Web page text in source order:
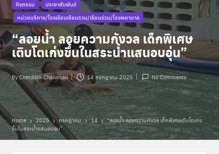
ร
ศึ
ก
ษ
า
พิ
เ
ศ
o
o
k
b
e
Posted
in
กิจกรรม
ประชาสัมพันธ์
หน่วยบริการ/โรงเรียนเรียนรวม/เรียนร่วม/โรงพยาบาล
“ลอยน้ำ ลอยความกังวล เด็กพิเศษ
เติบโตเก่งขึ้นในสระน้ำแสนอบอุ่น”
Posted
by
ByChetdilok Chaiwisan 14 กรกฎาคม 2025 No Comments
Home 2025 กรกฎาคม 14
“ลอยน้ำ ลอยความกังวล เด็กพิเศษเติบโตเก่ง
ขึ้นในสระน้ำแสนอบอุ่น”